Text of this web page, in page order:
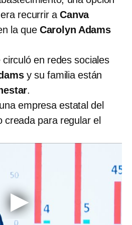
recurrir aCanva
la que Carolyn Adams
en redes sociales
y su familia están
.
empresa estatal del
creada para regular el